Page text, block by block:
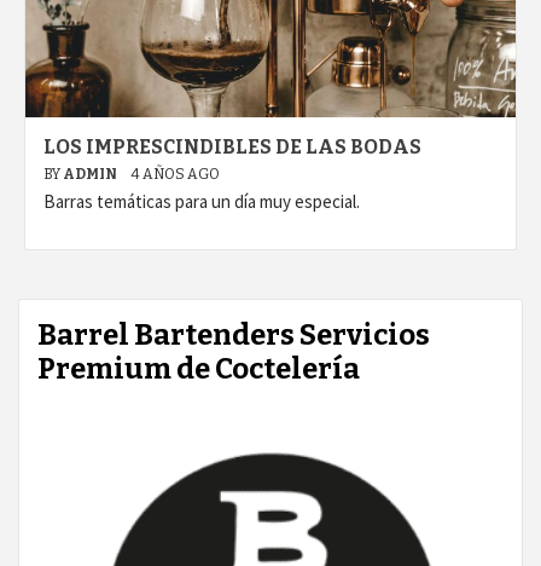
LOS IMPRESCINDIBLES DE LAS BODAS
BY ADMIN 4 AÑOS AGO
Barras temáticas para un día muy especial.
Barrel Bartenders Servicios
Premium de Coctelería